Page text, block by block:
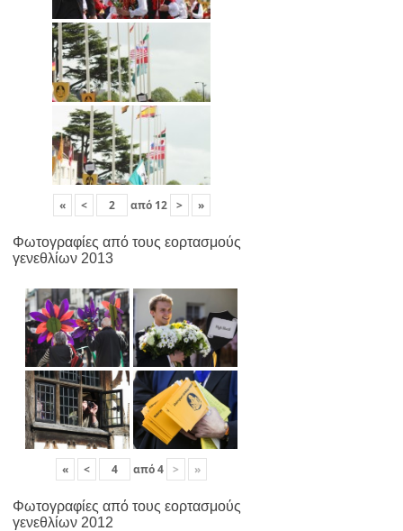
« < από 12 > »
Φωτογραφίες από τους εορτασμούς
γενεθλίων 2013
« < από4 > »
Φωτογραφίες από τους εορτασμούς
γενεθλίων 2012